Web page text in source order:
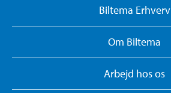
Biltema Erhverv
Om Biltema
Arbejd hos os